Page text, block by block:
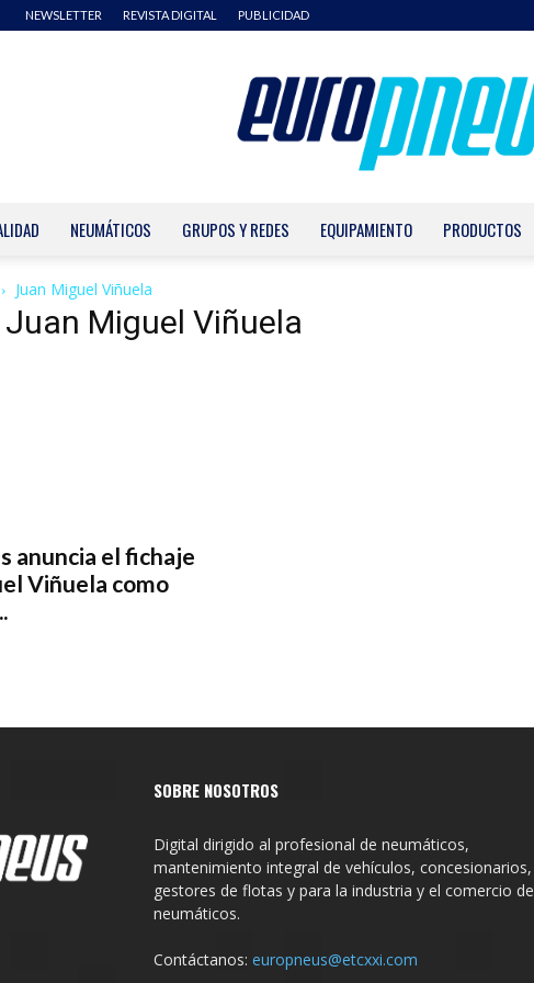
NEWSLETTER REVISTA DIGITAL PUBLICIDAD
NEUMÁTICOS GRUPOS Y REDES EQUIPAMIENTO PRODUCTOS
Juan Miguel Viñuela
Miguel Viñuela
anuncia el fichaje
Viñuela como
SOBRE NOSOTROS
Digital dirigido al profesional de neumáticos,
mantenimiento integral de vehículos, concesionarios,
gestores de flotas y para la industria y el comercio de
neumáticos.
Contáctanos: europneus@etcxxi.com